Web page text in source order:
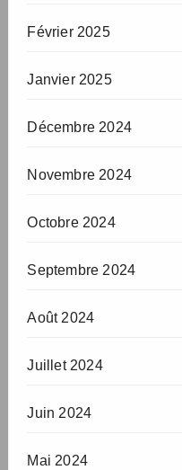
Février 2025
Janvier 2025
Décembre 2024
Novembre 2024
Octobre 2024
Septembre 2024
Août 2024
Juillet 2024
Juin 2024
Mai 2024